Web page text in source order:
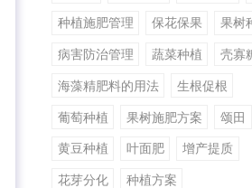
种植施肥管理 保花保果 果树
病害防治管理 蔬菜种植 壳寡
海藻精肥料的用法 生根促根
葡萄种植 果树施肥方案 颂田
黄豆种植 叶面肥 增产提质
花芽分化 种植方案